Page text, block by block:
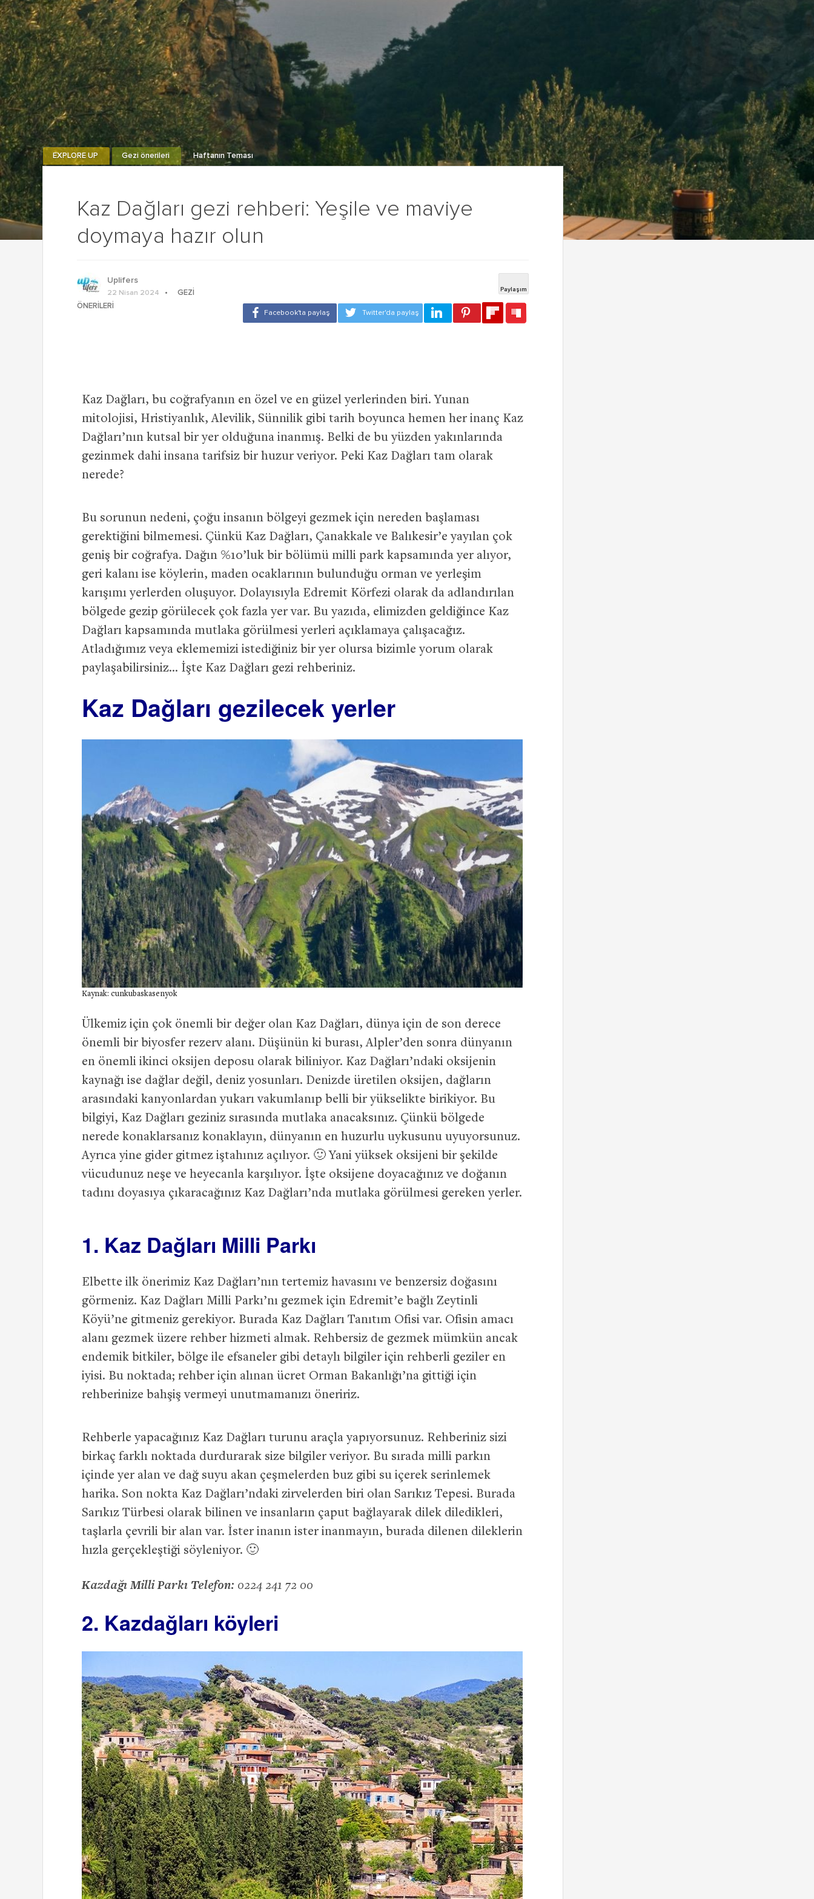
Kaz Dağları gezi rehberi: Yeşile ve maviye
doymaya hazır olun
EXPLORE UP Gezi önerileri Haftanın Teması
Uplifers
22 Nisan 2024
GEZI
ÖNERILERI
Kaz Dağları, bu coğrafyanın en özel ve en güzel yerlerinden biri. Yunan
mitolojisi, Hristiyanlık, Alevilik, Sünnilik gibi tarih boyunca hemen her inanç Kaz
Dağları’nın kutsal bir yer olduğuna inanmış. Belki de bu yüzden yakınlarında
gezinmek dahi insana tarifsiz bir huzur veriyor. Peki Kaz Dağları tam olarak
nerede?
Bu sorunun nedeni, çoğu insanın bölgeyi gezmek için nereden başlaması
gerektiğini bilmemesi. Çünkü Kaz Dağları, Çanakkale ve Balıkesir’e yayılan çok
geniş bir coğrafya. Dağın %10’luk bir bölümü milli park kapsamında yer alıyor,
geri kalanı ise köylerin, maden ocaklarının bulunduğu orman ve yerleşim
karışımı yerlerden oluşuyor. Dolayısıyla Edremit Körfezi olarak da adlandırılan
bölgede gezip görülecek çok fazla yer var. Bu yazıda, elimizden geldiğince Kaz
Dağları kapsamında mutlaka görülmesi yerleri açıklamaya çalışacağız.
Atladığımız veya eklememizi istediğiniz bir yer olursa bizimle yorum olarak
paylaşabilirsiniz… İşte Kaz Dağları gezi rehberiniz.
Kaz Dağları gezilecek yerler
Kaynak: cunkubaskasenyok
Ülkemiz için çok önemli bir değer olan Kaz Dağları, dünya için de son derece
önemli bir biyosfer rezerv alanı. Düşünün ki burası, Alpler’den sonra dünyanın
en önemli ikinci oksijen deposu olarak biliniyor. Kaz Dağları’ndaki oksijenin
kaynağı ise dağlar değil, deniz yosunları. Denizde üretilen oksijen, dağların
arasındaki kanyonlardan yukarı vakumlanıp belli bir yükselikte birikiyor. Bu
bilgiyi, Kaz Dağları geziniz sırasında mutlaka anacaksınız. Çünkü bölgede
nerede konaklarsanız konaklayın, dünyanın en huzurlu uykusunu uyuyorsunuz.
Ayrıca yine gider gitmez iştahınız açılıyor. 🙂 Yani yüksek oksijeni bir şekilde
vücudunuz neşe ve heyecanla karşılıyor. İşte oksijene doyacağınız ve doğanın
tadını doyasıya çıkaracağınız Kaz Dağları’nda mutlaka görülmesi gereken yerler.
1. Kaz Dağları Milli Parkı
Elbette ilk önerimiz Kaz Dağları’nın tertemiz havasını ve benzersiz doğasını
görmeniz. Kaz Dağları Milli Parkı’nı gezmek için Edremit’e bağlı Zeytinli
Köyü’ne gitmeniz gerekiyor. Burada Kaz Dağları Tanıtım Ofisi var. Ofisin amacı
alanı gezmek üzere rehber hizmeti almak. Rehbersiz de gezmek mümkün ancak
endemik bitkiler, bölge ile efsaneler gibi detaylı bilgiler için rehberli geziler en
iyisi. Bu noktada; rehber için alınan ücret Orman Bakanlığı’na gittiği için
rehberinize bahşiş vermeyi unutmamanızı öneririz.
Rehberle yapacağınız Kaz Dağları turunu araçla yapıyorsunuz. Rehberiniz sizi
birkaç farklı noktada durdurarak size bilgiler veriyor. Bu sırada milli parkın
içinde yer alan ve dağ suyu akan çeşmelerden buz gibi su içerek serinlemek
harika. Son nokta Kaz Dağları’ndaki zirvelerden biri olan Sarıkız Tepesi. Burada
Sarıkız Türbesi olarak bilinen ve insanların çaput bağlayarak dilek diledikleri,
taşlarla çevrili bir alan var. İster inanın ister inanmayın, burada dilenen dileklerin
hızla gerçekleştiği söyleniyor. 🙂
Kazdağı Milli Parkı Telefon: 0224 241 72 00
2. Kazdağları köyleri